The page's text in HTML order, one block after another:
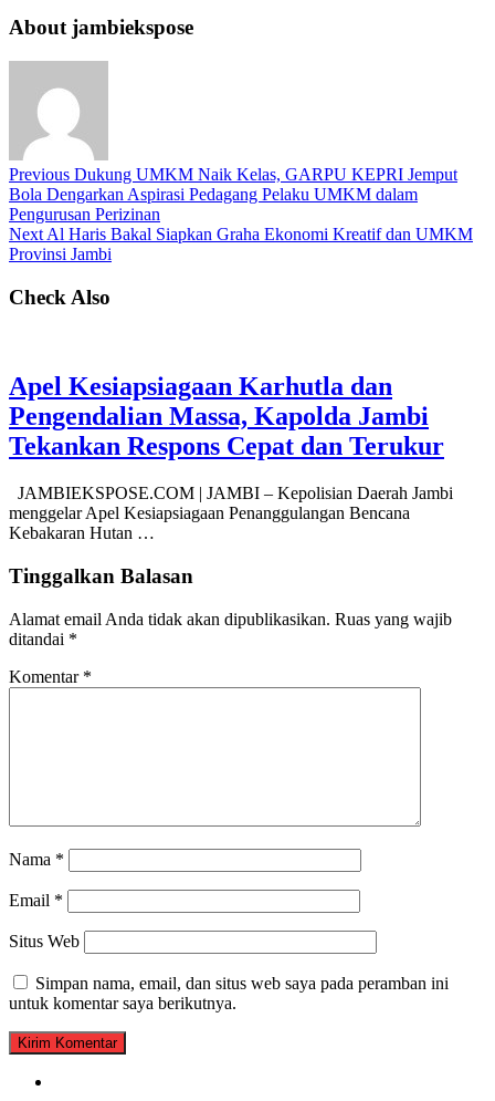
About jambiekspose
Previous Dukung UMKM Naik Kelas, GARPU KEPRI Jemput
Bola Dengarkan Aspirasi Pedagang Pelaku UMKM dalam
Pengurusan Perizinan
Next Al Haris Bakal Siapkan Graha Ekonomi Kreatif dan UMKM
Provinsi Jambi
Check Also
Apel Kesiapsiagaan Karhutla dan
Pengendalian Massa, Kapolda Jambi
Tekankan Respons Cepat dan Terukur
JAMBIEKSPOSE.COM | JAMBI – Kepolisian Daerah Jambi
menggelar Apel Kesiapsiagaan Penanggulangan Bencana
Kebakaran Hutan …
Tinggalkan Balasan
Alamat email Anda tidak akan dipublikasikan. Ruas yang wajib
ditandai *
Komentar *
Nama *
Email *
Situs Web
Simpan nama, email, dan situs web saya pada peramban ini
untuk komentar saya berikutnya.